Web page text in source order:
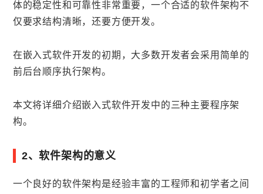
体的稳定性和可靠性非常重要，一个合适的软件架构不
仅要求结构清晰，还要方便开发。
在嵌入式软件开发的初期，大多数开发者会采用简单的
前后台顺序执行架构。
本文将详细介绍嵌入式软件开发中的三种主要程序架
构。
2、软件架构的意义
一个良好的软件架构是经验丰富的工程师和初学者之间